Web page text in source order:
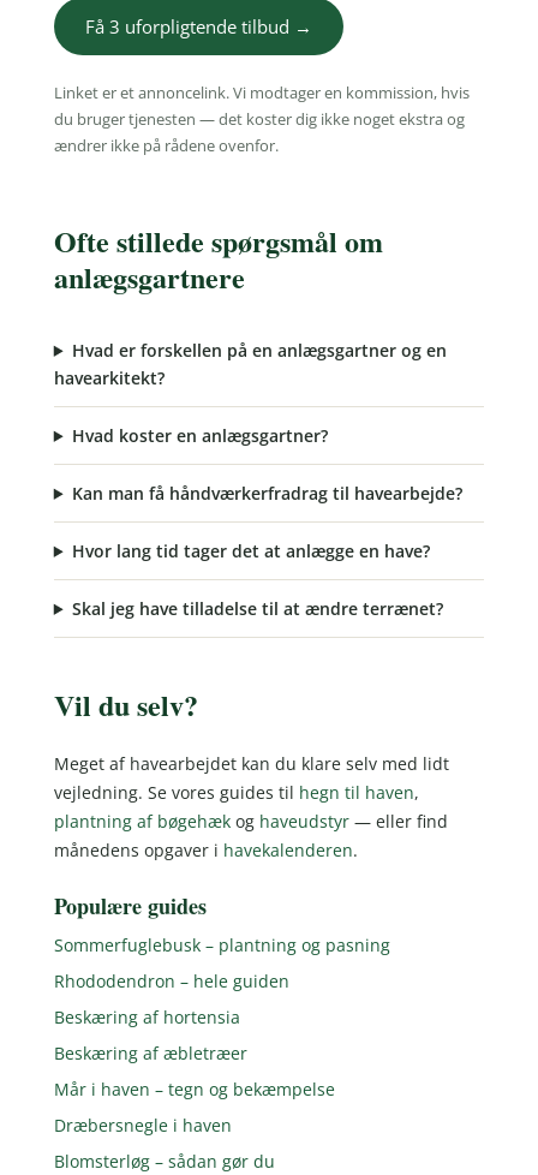
Få 3 uforpligtende tilbud →
Linket er et annoncelink. Vi modtager en kommission, hvis
du bruger tjenesten — det koster dig ikke noget ekstra og
ændrer ikke på rådene ovenfor.
Ofte stillede spørgsmål om
anlægsgartnere
Hvad er forskellen på en anlægsgartner og en
havearkitekt?
Hvad koster en anlægsgartner?
Kan man få håndværkerfradrag til havearbejde?
Hvor lang tid tager det at anlægge en have?
Skal jeg have tilladelse til at ændre terrænet?
Vil du selv?
Meget af havearbejdet kan du klare selv med lidt
vejledning. Se vores guides til hegn til haven,
plantning af bøgehækog haveudstyr— eller find
månedens opgaver i havekalenderen.
Populære guides
Sommerfuglebusk – plantning og pasning
Rhododendron – hele guiden
Beskæring af hortensia
Beskæring af æbletræer
Mår i haven – tegn og bekæmpelse
Dræbersnegle i haven
Blomsterløg – sådan gør du